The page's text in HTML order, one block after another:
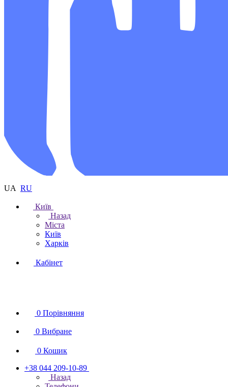
UA RU
Київ
Назад
Міста
Київ
Харків
Кабінет
0 Порівняння
0 Вибране
0 Кошик
+38 044 209-10-89
Назад